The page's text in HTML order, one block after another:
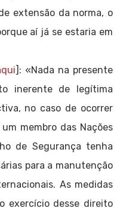
extensão da norma, o
aí já se estaria em
]: «Nada na presente
inerente de legítima
no caso de ocorrer
membro das Nações
de Segurança tenha
para a manutenção
As medidas
exercício desse direito